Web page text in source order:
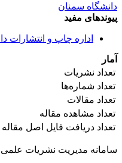
دانشگاه سمنان
پیوندهای مفید
اداره چاپ و انتشارات
آمار
تعداد نشریات
تعداد شماره‌ها
تعداد مقالات
تعداد مشاهده مقاله
تعداد دریافت فایل اصل مقاله
سامانه مدیریت نشریات